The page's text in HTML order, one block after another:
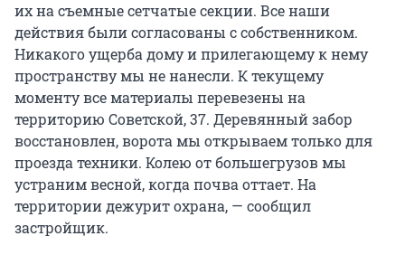
их на съемные сетчатые секции. Все наши
действия были согласованы с собственником.
Никакого ущерба дому и прилегающему к нему
пространству мы не нанесли. К текущему
моменту все материалы перевезены на
территорию Советской, 37. Деревянный забор
восстановлен, ворота мы открываем только для
проезда техники. Колею от большегрузов мы
устраним весной, когда почва оттает. На
территории дежурит охрана, — сообщил
застройщик.